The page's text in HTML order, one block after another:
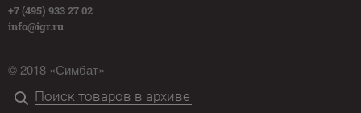
+7 (495) 933 27 02
info@igr.ru
© 2018 «Симбат»